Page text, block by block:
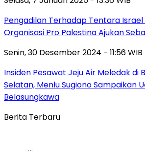
Pengadilan Terhadap Tentara Israel
Organisasi Pro Palestina Ajukan
Senin, 30 Desember 2024 - 11:56 WIB
Insiden Pesawat Jeju Air Meledak di
Selatan, Menlu Sugiono Sampaikan
Belasungkawa
Berita Terbaru